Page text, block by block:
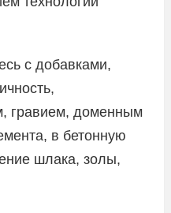
с добавками,
гравием, доменным
в бетонную
шлака, золы,